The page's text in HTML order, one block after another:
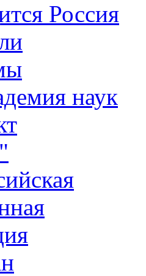
Россия
наук